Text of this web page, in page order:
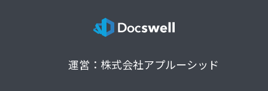
運営：株式会社アプルーシッド